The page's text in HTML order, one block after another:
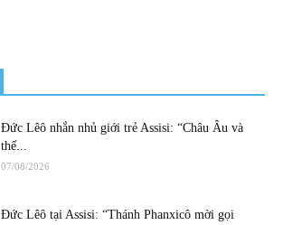
Đức Lêô nhắn nhủ giới trẻ Assisi: “Châu Âu và
thế...
07/08/2026
Đức Lêô tại Assisi: “Thánh Phanxicô mời gọi